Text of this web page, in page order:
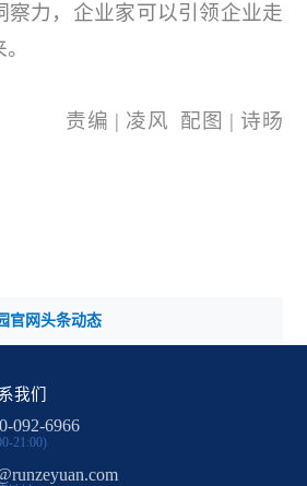
察力，企业家可以引领企业走
责编 | 凌风 配图 | 诗旸
官网头条动态
我们
092-6966
21:00)